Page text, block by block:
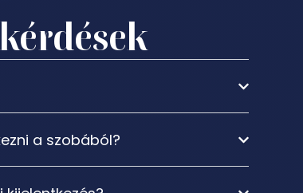
a szobából?